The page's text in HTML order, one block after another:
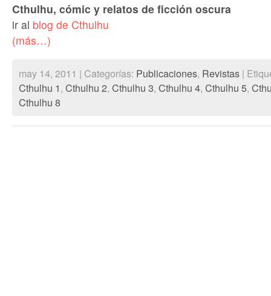
Cthulhu, cómic y relatos de ficción oscura
ir al blog de Cthulhu
(más…)
may 14, 2011 | Categorías: Publicaciones, Revistas |
Cthulhu 1, Cthulhu 2, Cthulhu 3, Cthulhu 4, Cthulhu 5,
Cthulhu 8